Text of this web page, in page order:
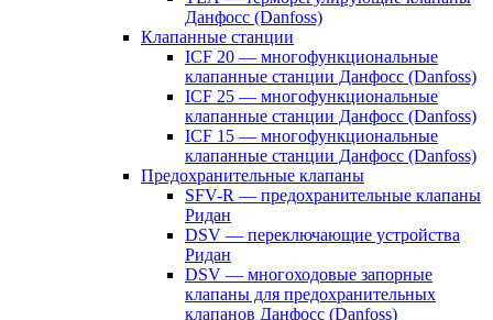
Данфосс (Danfoss)
Клапанные станции
ICF 20 — многофункциональные
клапанные станции Данфосс (Danfoss)
ICF 25 — многофункциональные
клапанные станции Данфосс (Danfoss)
ICF 15 — многофункциональные
клапанные станции Данфосс (Danfoss)
Предохранительные клапаны
SFV-R — предохранительные клапаны
Ридан
DSV — переключающие устройства
Ридан
DSV — многоходовые запорные
клапаны для предохранительных
клапанов Данфосс (Danfoss)